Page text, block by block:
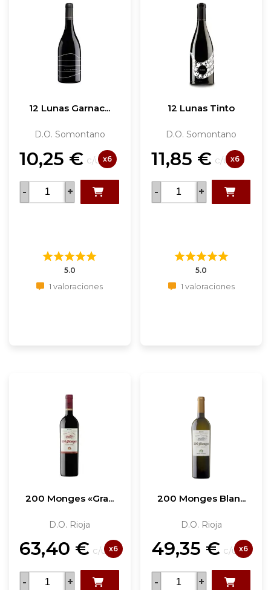
12 Lunas Garnac...
D.O. Somontano
10,25 € c/u x6
- +
5.0
1 valoraciones
12 Lunas Tinto
D.O. Somontano
11,85 € c/u x6
- +
5.0
1 valoraciones
200 Monges «Gra...
D.O. Rioja
63,40 € c/u x6
- +
200 Monges Blan...
D.O. Rioja
49,35 € c/u x6
- +